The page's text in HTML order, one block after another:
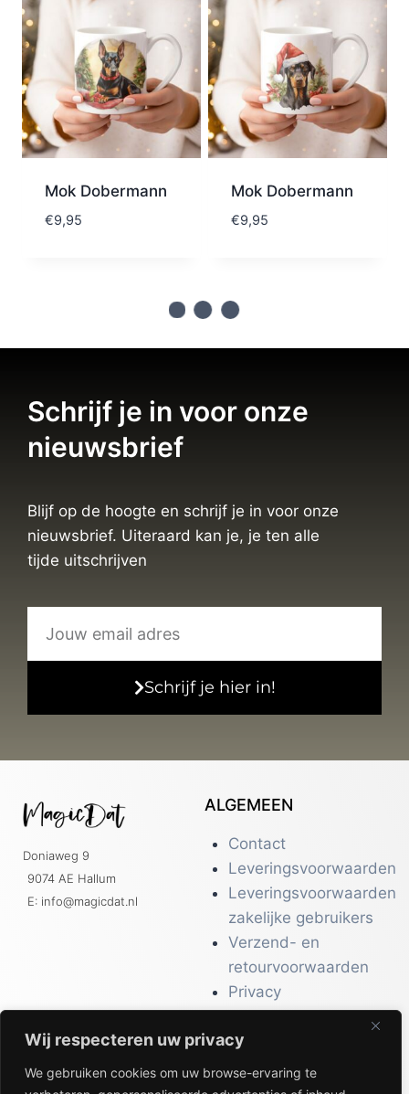
Wij respecteren uw privacy
We gebruiken cookies om uw browse-ervaring te
Mok Dobermann
€9,95
Mok Dobermann
€9,95
Schrijf je in voor onze
nieuwsbrief
Blijf op de hoogte en schrijf je in voor onze
nieuwsbrief. Uiteraard kan je, je ten alle
tijde uitschrijven
Schrijf je hier in!
Doniaweg 9
9074 AE Hallum
E: info@magicdat.nl
ALGEMEEN
Contact
Leveringsvoorwaarden
Leveringsvoorwaarden
zakelijke gebruikers
Verzend- en
retourvoorwaarden
Privacy
Over ons